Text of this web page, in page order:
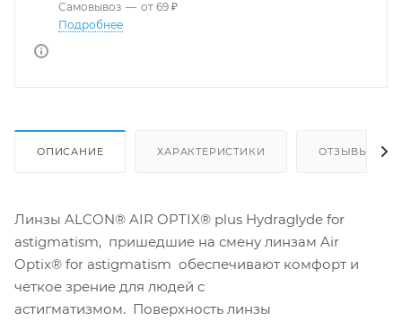
Самовывоз — от 69 ₽
Подробнее
ОПИСАНИЕ ХАРАКТЕРИСТИКИ ОТЗЫВЫ
Линзы ALCON® AIR OPTIX® plus Hydraglyde for
astigmatism, пришедшие на смену линзам Air
Optix® for astigmatism обеспечивают комфорт и
четкое зрение для людей с
астигматизмом. Поверхность линзы